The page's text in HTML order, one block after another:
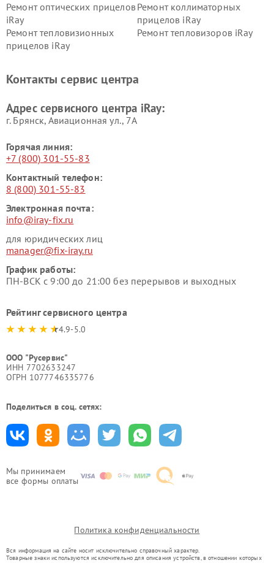
Мы принимаем
все формы оплаты
Ремонт оптических прицелов
iRay
Ремонт коллиматорных
прицелов iRay
Ремонт тепловизионных
прицелов iRay
Ремонт тепловизоров iRay
Контакты сервис центра
Адрес сервисного центра iRay:
г. Брянск, Авиационная ул., 7А
Горячая линия:
+7 (800) 301-55-83
Контактный телефон:
8 (800) 301-55-83
Электронная почта:
info@iray-fix.ru
для юридических лиц
manager@fix-iray.ru
График работы:
ПН-ВСК с 9:00 до 21:00 без перерывов и выходных
Рейтинг сервисного центра
4.9-5.0
ООО "Русервис"
ИНН 7702633247
ОГРН 1077746335776
Поделиться в соц. сетях:
Политика конфиденциальности
Вся информация на сайте носит исключительно справочный характер.
Товарные знаки используются исключительно для описания устройств, в отношении которых